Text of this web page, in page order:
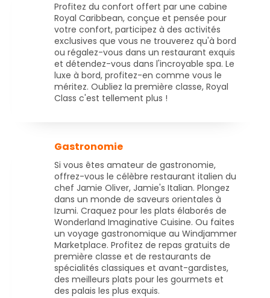
Profitez du confort offert par une cabine
Royal Caribbean, conçue et pensée pour
votre confort, participez à des activités
exclusives que vous ne trouverez qu'à bord
ou régalez-vous dans un restaurant exquis
et détendez-vous dans l'incroyable spa. Le
luxe à bord, profitez-en comme vous le
méritez. Oubliez la première classe, Royal
Class c'est tellement plus !
Gastronomie
Si vous êtes amateur de gastronomie,
offrez-vous le célèbre restaurant italien du
chef Jamie Oliver, Jamie's Italian. Plongez
dans un monde de saveurs orientales à
Izumi. Craquez pour les plats élaborés de
Wonderland Imaginative Cuisine. Ou faites
un voyage gastronomique au Windjammer
Marketplace. Profitez de repas gratuits de
première classe et de restaurants de
spécialités classiques et avant-gardistes,
des meilleurs plats pour les gourmets et
des palais les plus exquis.